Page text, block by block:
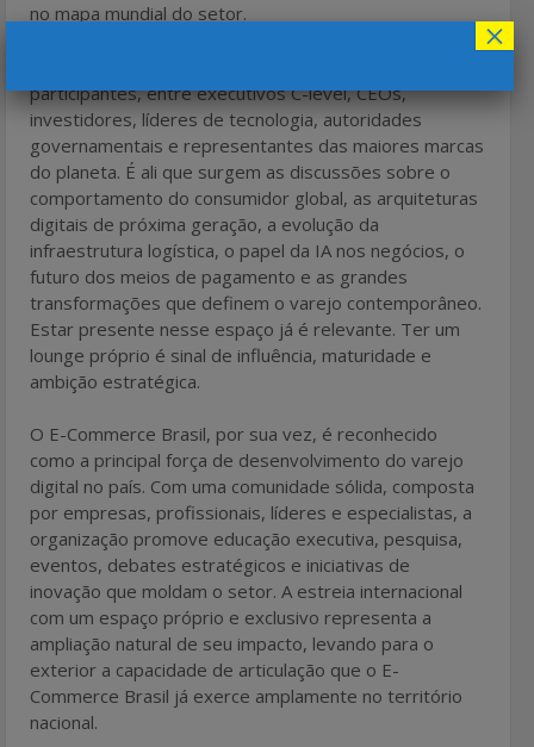
no mapa mundial do setor.
participantes, entre executivos C-level, CEOs,
investidores, líderes de tecnologia, autoridades
governamentais e representantes das maiores marcas
do planeta. É ali que surgem as discussões sobre o
comportamento do consumidor global, as arquiteturas
digitais de próxima geração, a evolução da
infraestrutura logística, o papel da IA nos negócios, o
futuro dos meios de pagamento e as grandes
transformações que definem o varejo contemporâneo.
Estar presente nesse espaço já é relevante. Ter um
lounge próprio é sinal de influência, maturidade e
ambição estratégica.
O E-Commerce Brasil, por sua vez, é reconhecido
como a principal força de desenvolvimento do varejo
digital no país. Com uma comunidade sólida, composta
por empresas, profissionais, líderes e especialistas, a
organização promove educação executiva, pesquisa,
eventos, debates estratégicos e iniciativas de
inovação que moldam o setor. A estreia internacional
com um espaço próprio e exclusivo representa a
ampliação natural de seu impacto, levando para o
exterior a capacidade de articulação que o E-
Commerce Brasil já exerce amplamente no território
nacional.
×